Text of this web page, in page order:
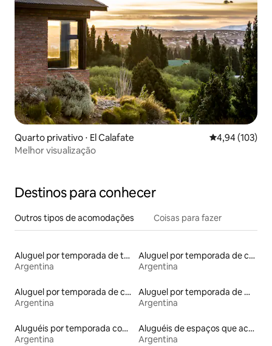
Quarto privativo ⋅ El Calafate 4,94 de uma
4,94 (103)
Melhor visualização
Destinos para conhecer
Outros tipos de acomodações Coisas para fazer
Aluguel por temporada de townhouses
Argentina
Aluguel por temporada de casas de veraneio
Argentina
Aluguel por temporada de casas na árvore
Argentina
Aluguel por temporada de microcasas
Argentina
Aluguéis por temporada com banheira de hidromassagem
Argentina
Aluguéis de espaços que aceitam animais de estimação
Argentina